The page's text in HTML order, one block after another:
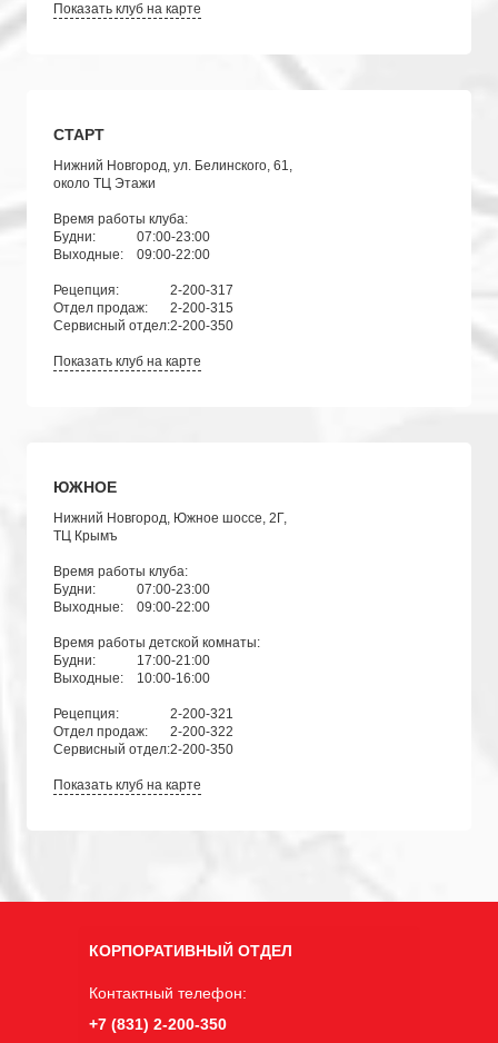
Показать клуб на карте
СТАРТ
Нижний Новгород, ул. Белинского, 61,
около ТЦ Этажи
Время работы клуба:
Будни:
07:00-23:00
Выходные:
09:00-22:00
Рецепция:
2-200-317
Отдел продаж:
2-200-315
Сервисный отдел:2-200-350
Показать клуб на карте
ЮЖНОЕ
Нижний Новгород, Южное шоссе, 2Г,
ТЦ Крымъ
Время работы клуба:
Будни:
07:00-23:00
Выходные:
09:00-22:00
Время работы детской комнаты:
Будни:
17:00-21:00
Выходные:
10:00-16:00
Рецепция:
2-200-321
Отдел продаж:
2-200-322
Сервисный отдел:2-200-350
Показать клуб на карте
КОРПОРАТИВНЫЙ ОТДЕЛ
Контактный телефон:
+7 (831) 2-200-350